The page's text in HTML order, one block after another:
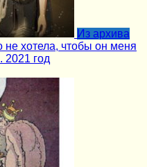
Из архива
не хотела, чтобы он меня
2021 год